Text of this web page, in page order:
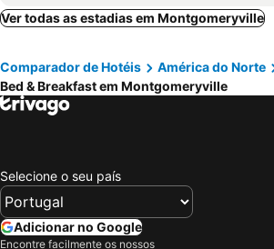
Ver todas as estadias em Montgomeryville
Comparador de Hotéis América do Norte
Bed & Breakfast em Montgomeryville
Selecione o seu país
Adicionar no Google
Encontre facilmente os nossos